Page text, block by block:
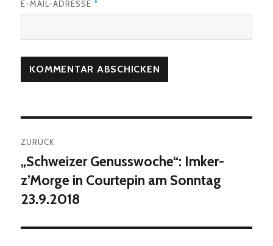
E-MAIL-ADRESSE *
ZURÜCK
Vorheriger
Beitrag:
„Schweizer Genusswoche“: Imker-
z’Morge in Courtepin am Sonntag
23.9.2018